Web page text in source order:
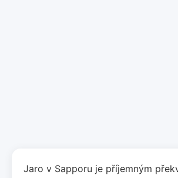
Jaro v Sapporu je příjemným